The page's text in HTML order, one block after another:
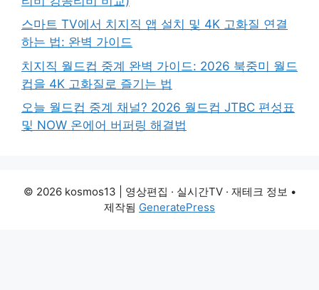
스마트 TV에서 치지직 앱 설치 및 4K 고화질 연결
하는 법: 완벽 가이드
치지직 월드컵 중계 완벽 가이드: 2026 북중미 월드
컵을 4K 고화질로 즐기는 법
오늘 월드컵 중계 채널? 2026 월드컵 JTBC 편성표
및 NOW 온에어 버퍼링 해결법
© 2026 kosmos13 | 영상편집 · 실시간TV · 재테크 정보 •
제작됨 GeneratePress